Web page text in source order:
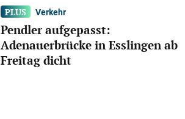
Verkehr
Pendler aufgepasst:
Adenauerbrücke in Esslingen ab
Freitag dicht